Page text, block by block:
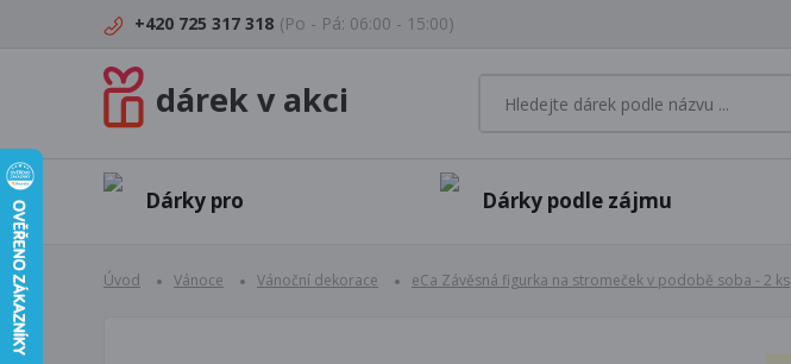
+420 725 317 318 (Po - Pá: 06:00 - 15:00)
dárek v akci
Dárky pro Dárky podle zájmu
Úvod Vánoce Vánoční dekorace eCa Závěsná figurka na stromeček v podobě soba - 2 ks